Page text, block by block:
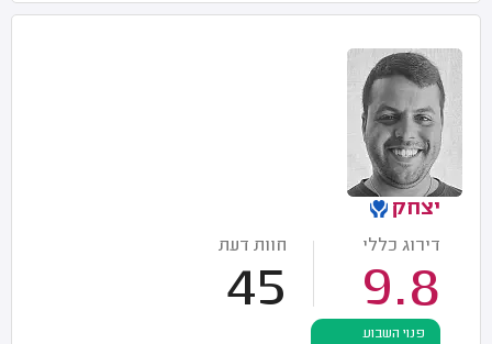
יצחק
דירוג כללי
9.8
חוות דעת
45
פנוי השבוע